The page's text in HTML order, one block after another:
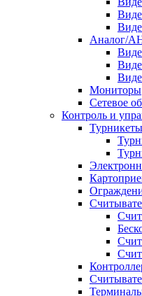
Аналог/
Мониторы
Сетевое
Контроль и
Турникеты